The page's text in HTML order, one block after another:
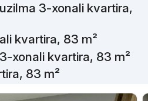
3-xonali kvartira,
kvartira, 83 m²
xonali kvartira, 83 m²
83 m²